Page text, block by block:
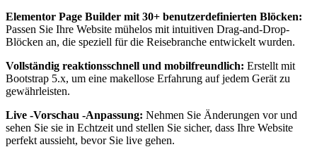
Elementor Page Builder mit 30+ benutzerdefinierten Blöcken:
Passen Sie Ihre Website mühelos mit intuitiven Drag-and-Drop-
Blöcken an, die speziell für die Reisebranche entwickelt wurden.
Vollständig reaktionsschnell und mobilfreundlich: Erstellt mit
Bootstrap 5.x, um eine makellose Erfahrung auf jedem Gerät zu
gewährleisten.
Live -Vorschau -Anpassung: Nehmen Sie Änderungen vor und
sehen Sie sie in Echtzeit und stellen Sie sicher, dass Ihre Website
perfekt aussieht, bevor Sie live gehen.